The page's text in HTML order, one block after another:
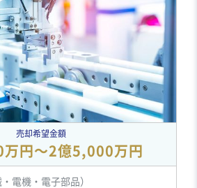
売却希望金額
円〜2億5,000万円
電機・電子部品）